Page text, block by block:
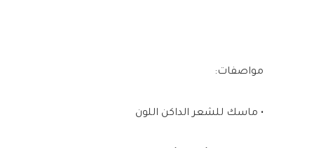
مواصفات:
• ماسك للشعر الداكن اللون